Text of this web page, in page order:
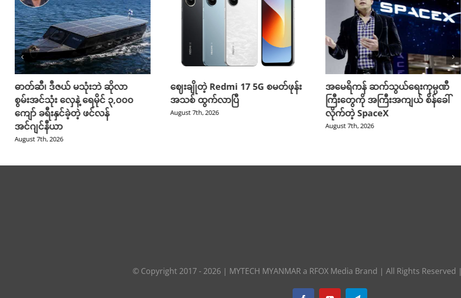
ဓာတ်ဆီ၊ ဒီဇယ် မသုံးဘဲ ဆိုလာ
စွမ်းအင်သုံး လှေနဲ့ ရေမိုင် ၃,၀၀၀
ကျော် ခရီးနှင်ခဲ့တဲ့ ဖင်လန်
အင်ဂျင်နီယာ
August 7th, 2026
ဈေးချိုတဲ့ Redmi 17 5G စမတ်ဖုန်း
အသစ် ထွက်လာပြီ
August 7th, 2026
အမေရိကန် ဆက်သွယ်ရေးကုမ္ပဏီ
ကြီးတွေကို အကြီးအကျယ် စိန်ခေါ်
လိုက်တဲ့ SpaceX
August 7th, 2026
© Copyright 2017 - 2026| MYTECH MYANMARa RFOX Media Brand | All Rights Reserved |